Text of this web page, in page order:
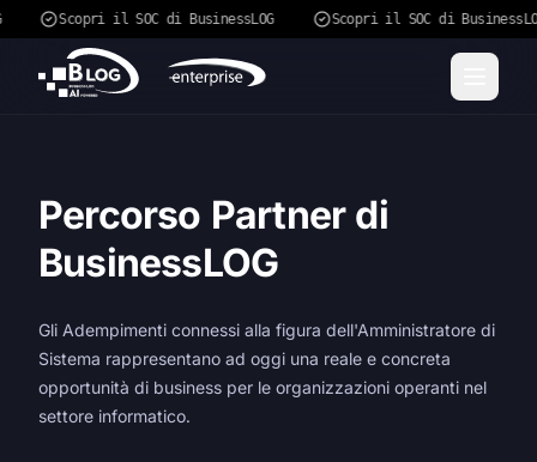
Scopri il SOC di BusinessLOG Scopri il SOC di
Percorso Partner di
BusinessLOG
Gli Adempimenti connessi alla figura dell'Amministratore di
Sistema rappresentano ad oggi una reale e concreta
opportunità di business per le organizzazioni operanti nel
settore informatico.